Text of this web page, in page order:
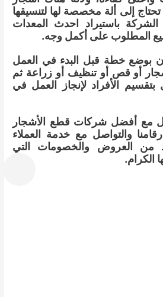
إلى ألة مخصصة لها لتنسيقها
باستيراد احدث المعدات
المطلوب على أكمل وجه.
بوضع خطة قبل البدء في العمل
أو قص أو تنظيف أو زراعة ثم
بتقسيم الأفراد لإنجاز العمل في
مع أفضل شركات قطع الأشجار
والتواصل مع خدمة العملاء
من العروض والخصومات التي
الكرام.